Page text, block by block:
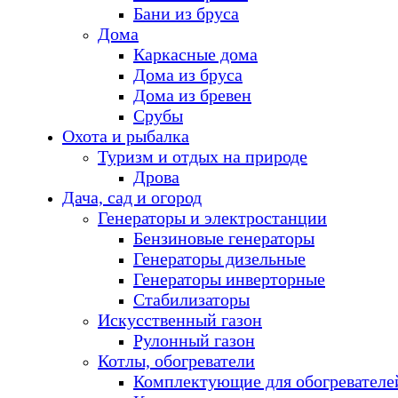
Бани из бруса
Дома
Каркасные дома
Дома из бруса
Дома из бревен
Срубы
Охота и рыбалка
Туризм и отдых на природе
Дрова
Дача, сад и огород
Генераторы и электростанции
Бензиновые генераторы
Генераторы дизельные
Генераторы инверторные
Стабилизаторы
Искусственный газон
Рулонный газон
Котлы, обогреватели
Комплектующие для